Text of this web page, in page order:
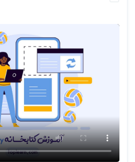
در این دوره تمام سعیمو کردم که
آموزش داده بشه که دوستان در حین دوره
ساخت دیتابیس و ... می باشد که